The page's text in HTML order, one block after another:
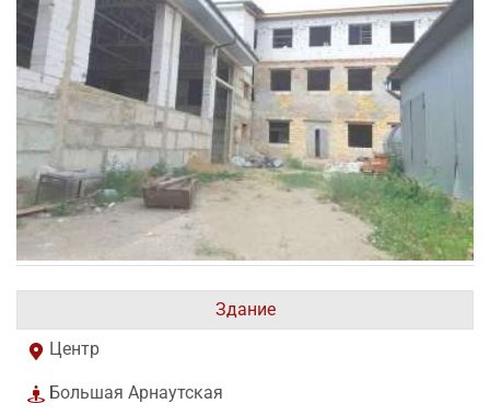
Здание
Центр
Большая Арнаутская